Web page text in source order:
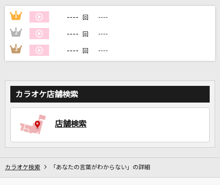
DAMに会員登録・ログインして
カラオケをもっと楽しもう！
1 ---- 回 ----
2 ---- 回 ----
3 ---- 回 ----
カラオケ店舗検索
店舗検索
カラオケ検索 「あなたの言葉がわからない」の詳細